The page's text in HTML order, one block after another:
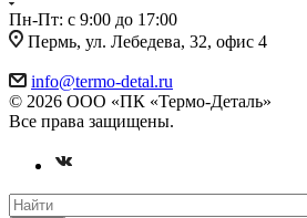
Пн-Пт: с 9:00 до 17:00
Пермь, ул. Лебедева, 32, офис 4
info@termo-detal.ru
© 2026 ООО «ПК «Термо-Деталь»
Все права защищены.